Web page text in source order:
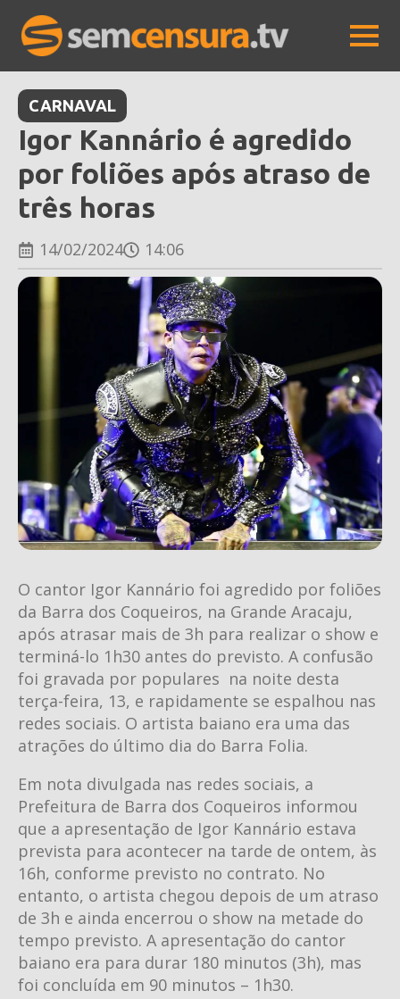
CARNAVAL
Igor Kannário é agredido
por foliões após atraso de
três horas
14/02/2024 14:06
O cantor Igor Kannário foi agredido por foliões
da Barra dos Coqueiros, na Grande Aracaju,
após atrasar mais de 3h para realizar o show e
terminá-lo 1h30 antes do previsto. A confusão
foi gravada por populares na noite desta
terça-feira, 13, e rapidamente se espalhou nas
redes sociais. O artista baiano era uma das
atrações do último dia do Barra Folia.
Em nota divulgada nas redes sociais, a
Prefeitura de Barra dos Coqueiros informou
que a apresentação de Igor Kannário estava
prevista para acontecer na tarde de ontem, às
16h, conforme previsto no contrato. No
entanto, o artista chegou depois de um atraso
de 3h e ainda encerrou o show na metade do
tempo previsto. A apresentação do cantor
baiano era para durar 180 minutos (3h), mas
foi concluída em 90 minutos – 1h30.